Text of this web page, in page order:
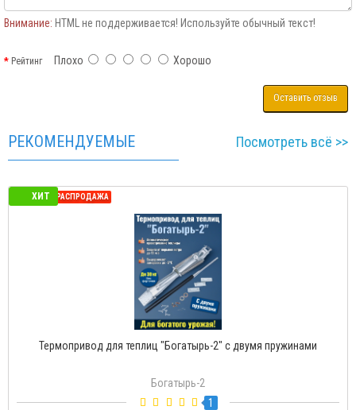
Внимание: HTML не поддерживается! Используйте обычный текст!
РейтингПлохо Хорошо
Оставить отзыв
РЕКОМЕНДУЕМЫЕ Посмотреть всё >>
ХИТ
СЕЗОННАЯ РАСПРОДАЖА
Термопривод для теплиц "Богатырь-Д" с доводчиком
Богатырь-Д
2